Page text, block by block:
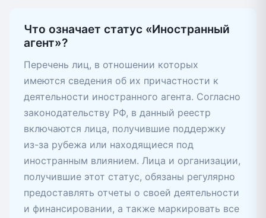
Что означает статус «Иностранный
агент»?
Перечень лиц, в отношении которых
имеются сведения об их причастности к
деятельности иностранного агента. Согласно
законодательству РФ, в данный реестр
включаются лица, получившие поддержку
из-за рубежа или находящиеся под
иностранным влиянием. Лица и организации,
получившие этот статус, обязаны регулярно
предоставлять отчеты о своей деятельности
и финансировании, а также маркировать все